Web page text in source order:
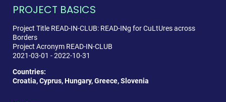
PROJECT BASICS
Project Title READ-IN-CLUB: READ-INg for CuLtUres across
Borders
Project Acronym READ-IN-CLUB
2021-03-01 - 2022-10-31
Countries:
Croatia, Cyprus, Hungary, Greece, Slovenia